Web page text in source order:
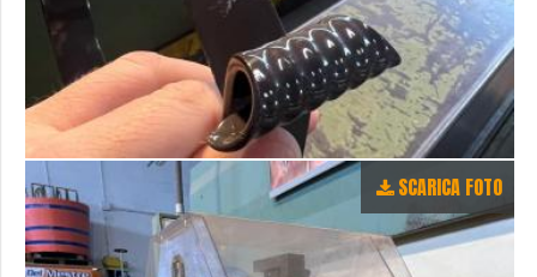
SCARICA FOTO